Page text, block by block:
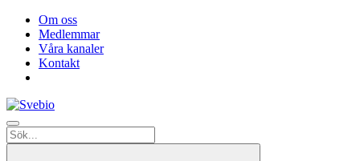
Om oss
Medlemmar
Våra kanaler
Kontakt